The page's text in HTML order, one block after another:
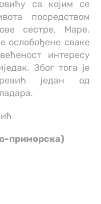
са којим се
посредством
сестре, Маре.
ослобођене сваке
интересу
Због тога је
један од
приморска)